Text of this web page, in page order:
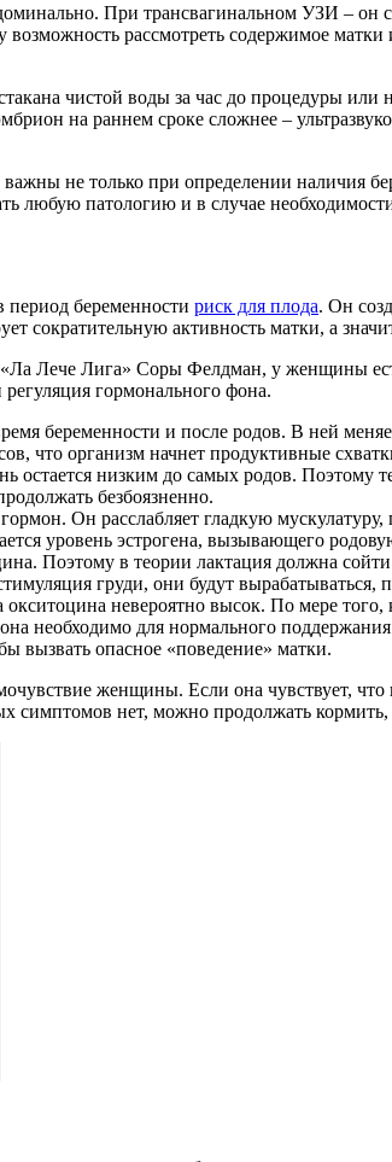
При трансвагинальном УЗИ –
возможность рассмотреть содержимое
чистой воды за час до процедуры или
на раннем сроке сложнее –
не только при определении наличия
любую патологию и в случае
беременности риск для плода. Он
сократительную активность матки, а
Лече Лига» Соры Фелдман, у женщины
гормонального фона.
беременности и после родов. В ней
что организм начнет продуктивные
низким до самых родов. Поэтому
безбоязненно.
Он расслабляет гладкую мускулатуру,
уровень эстрогена, вызывающего
Поэтому в теории лактация должна
груди, они будут вырабатываться,
невероятно высок. По мере
необходимо для нормального
вызвать опасное «поведение» матки.
женщины. Если она чувствует,
симптомов нет, можно продолжать кормить,